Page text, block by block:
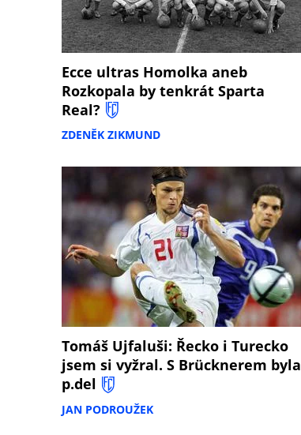
Ecce ultras Homolka aneb
Rozkopala by tenkrát Sparta
Real?
ZDENĚK ZIKMUND
Tomáš Ujfaluši: Řecko i Turecko
jsem si vyžral. S Brücknerem byla
p.del
JAN PODROUŽEK